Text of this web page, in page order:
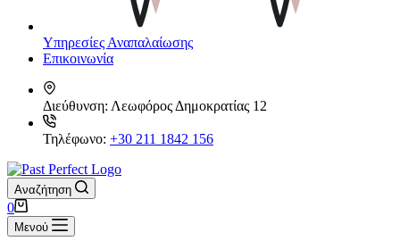
Υπηρεσίες Αναπαλαίωσης
Επικοινωνία
Διεύθυνση: Λεωφόρος Δημοκρατίας 12
Τηλέφωνο: +30 211 1842 156
Αναζήτηση
Καλάθι
Αγορών
0
Μενού